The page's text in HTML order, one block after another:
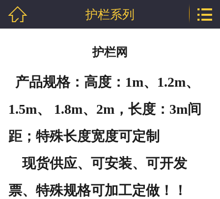
行业资讯
技术文章
企业资质
联系我们
 护栏系列 
护栏网
产品规格：高度：1m、1.2m、
1.5m、 1.8m、2m，长度：3m间
距；特殊长度宽度可定制
现货供应、可安装、可开发
票、特殊规格可加工定做！！